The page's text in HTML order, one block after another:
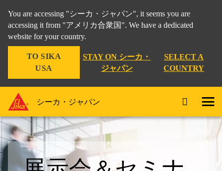
You are accessing "シーカ・ジャパン", it seems you are
accessing it from "アメリカ合衆国". We have a dedicated
website for your country.
TO SIKA
USA
STAY ON シーカ・
ジャパン
SELECT A
COUNTRY
シーカ・ジャパン